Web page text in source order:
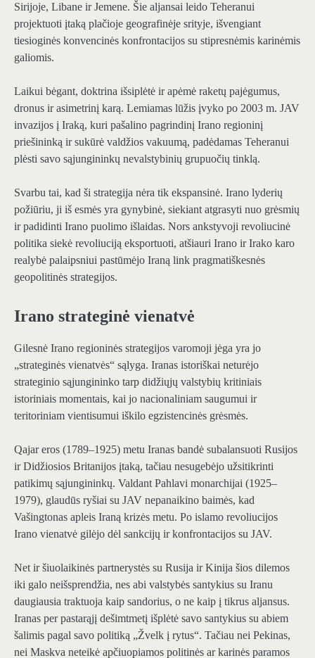
Sirijoje, Libane ir Jemene. Šie aljansai leido Teheranui
projektuoti įtaką plačioje geografinėje srityje, išvengiant
tiesioginės konvencinės konfrontacijos su stipresnėmis karinėmis
galiomis.
Laikui bėgant, doktrina išsiplėtė ir apėmė raketų pajėgumus,
dronus ir asimetrinį karą. Lemiamas lūžis įvyko po 2003 m. JAV
invazijos į Iraką, kuri pašalino pagrindinį Irano regioninį
priešininką ir sukūrė valdžios vakuumą, padėdamas Teheranui
plėsti savo sąjungininkų nevalstybinių grupuočių tinklą.
Svarbu tai, kad ši strategija nėra tik ekspansinė. Irano lyderių
požiūriu, ji iš esmės yra gynybinė, siekiant atgrasyti nuo grėsmių
ir padidinti Irano puolimo išlaidas. Nors ankstyvoji revoliucinė
politika siekė revoliuciją eksportuoti, atšiauri Irano ir Irako karo
realybė palaipsniui pastūmėjo Iraną link pragmatiškesnės
geopolitinės strategijos.
Irano strateginė vienatvė
Gilesnė Irano regioninės strategijos varomoji jėga yra jo
„strateginės vienatvės“ sąlyga. Iranas istoriškai neturėjo
strateginio sąjungininko tarp didžiųjų valstybių kritiniais
istoriniais momentais, kai jo nacionaliniam saugumui ir
teritoriniam vientisumui iškilo egzistencinės grėsmės.
Qajar eros (1789–1925) metu Iranas bandė subalansuoti Rusijos
ir Didžiosios Britanijos įtaką, tačiau nesugebėjo užsitikrinti
patikimų sąjungininkų. Valdant Pahlavi monarchijai (1925–
1979), glaudūs ryšiai su JAV nepanaikino baimės, kad
Vašingtonas apleis Iraną krizės metu. Po islamo revoliucijos
Irano vienatvė gilėjo dėl sankcijų ir konfrontacijos su JAV.
Net ir šiuolaikinės partnerystės su Rusija ir Kinija šios dilemos
iki galo neišsprendžia, nes abi valstybės santykius su Iranu
daugiausia traktuoja kaip sandorius, o ne kaip į tikrus aljansus.
Iranas per pastarąjį dešimtmetį išplėtė savo santykius su abiem
šalimis pagal savo politiką „Žvelk į rytus“. Tačiau nei Pekinas,
nei Maskva neteikė apčiuopiamos politinės ar karinės paramos